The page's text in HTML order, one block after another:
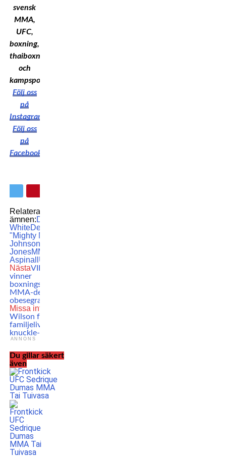
svensk
MMA,
UFC,
boxning,
thaiboxning
och
kampsport!
Följ oss
på
Instagram
Följ oss
på
Facebook
Relaterade
ämnen:Dana
WhiteDemetrious
"Mighty Mouse"
Johnson
JonesMMA
Aspinall UFC
NästaVIDEO: Här
vinner
boxningsvärldsmästaren
MMA-debuten mot
obesegrad fighter
Missa inte
Wilson förenar
familjeliv med bare
knuckle-karriären
ANNONS
Du gillar säkert
även